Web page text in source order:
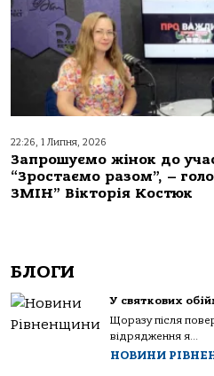
22:26, 1 Липня, 2026
Запрошуємо жінок до
“Зростаємо разом”, –
ЗМІН” Вікторія Костюк
БЛОГИ
У святкових
Щоразу після
відрядження я...
НОВИНИ